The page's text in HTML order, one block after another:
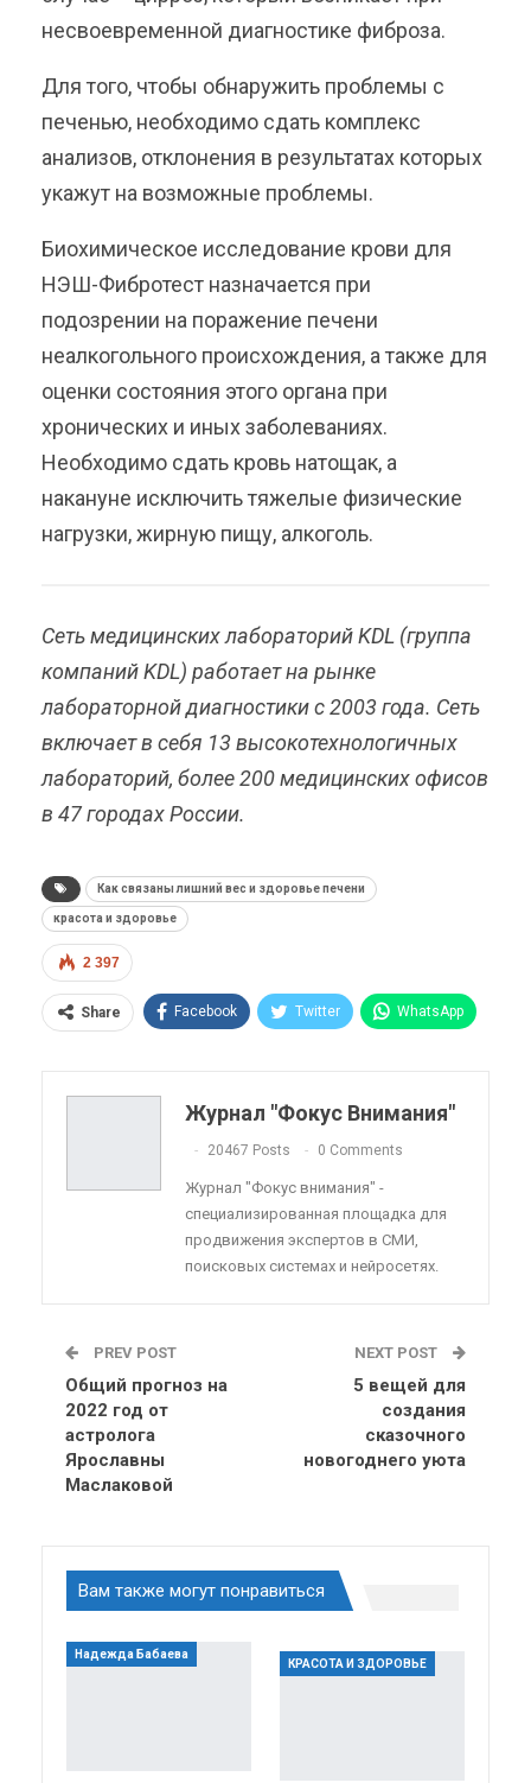
несвоевременной диагностике фиброза.
Для того, чтобы обнаружить проблемы с
печенью, необходимо сдать комплекс
анализов, отклонения в результатах которых
укажут на возможные проблемы.
Биохимическое исследование крови для
НЭШ-Фибротест назначается при
подозрении на поражение печени
неалкогольного происхождения, а также для
оценки состояния этого органа при
хронических и иных заболеваниях.
Необходимо сдать кровь натощак, а
накануне исключить тяжелые физические
нагрузки, жирную пищу, алкоголь.
Сеть медицинских лабораторий KDL (группа
компаний KDL) работает на рынке
лабораторной диагностики с 2003 года. Сеть
включает в себя 13 высокотехнологичных
лабораторий, более 200 медицинских офисов
в 47 городах России.
Как связаны лишний вес и здоровье печени
красота и здоровье
2 397
Share Facebook Twitter WhatsApp
Telegram Viber
Linkedin Tumblr
Журнал "Фокус Внимания"
20467 Posts 0 Comments
Журнал "Фокус внимания" -
специализированная площадка для
продвижения экспертов в СМИ,
поисковых системах и нейросетях.
PREV POST
Общий прогноз на
2022 год от
астролога
Ярославны
Маслаковой
NEXT POST
5 вещей для
создания
сказочного
новогоднего уюта
Вам также могут понравиться
Надежда Бабаева
КРАСОТА И ЗДОРОВЬЕ